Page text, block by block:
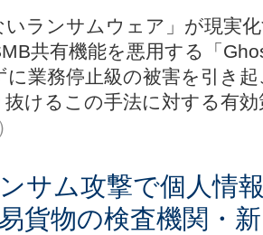
いランサムウェア」が現実
共有機能を悪用する「
に業務停止級の被害を引き
けるこの手法に対する有
サム攻撃で個人
貨物の検査機関・